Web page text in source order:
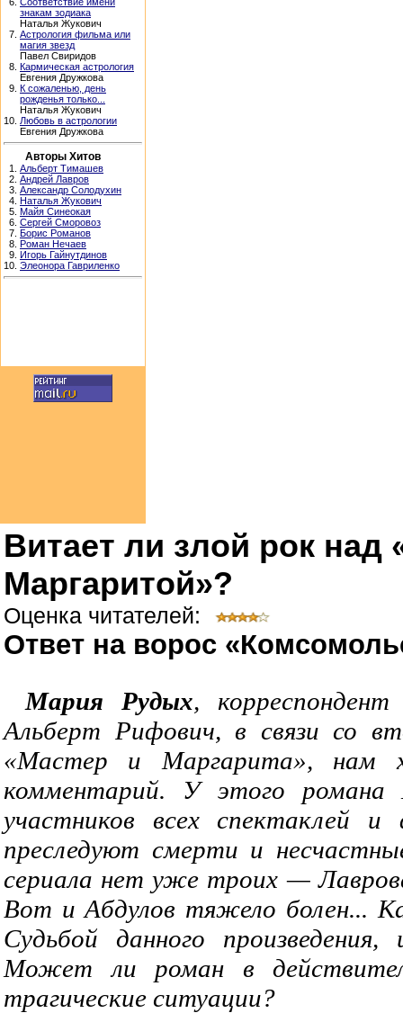
знакам зодиака
Наталья Жукович
7. Астрология фильма или
магия звезд
Павел Свиридов
8. Кармическая астрология
Евгения Дружкова
9. К сожаленью, день
рожденья только...
Наталья Жукович
10. Любовь в астрологии
Евгения Дружкова
Авторы Хитов
1. Альберт Тимашев
2. Андрей Лавров
3. Александр Солодухин
4. Наталья Жукович
5. Майя Синеокая
6. Сергей Сморовоз
7. Борис Романов
8. Роман Нечаев
9. Игорь Гайнутдинов
10. Элеонора Гавриленко
Витает ли злой рок над
Маргаритой»?
Оценка читателей:
Ответ на ворос
Мария Рудых,
Альберт Рифович, в связи со
«Мастер и Маргарита», нам
комментарий. У этого романа
участников всех спектаклей
преследуют смерти и
сериала нет уже троих —
Вот и Абдулов тяжело болен...
Судьбой данного
Может ли роман в
трагические ситуации?